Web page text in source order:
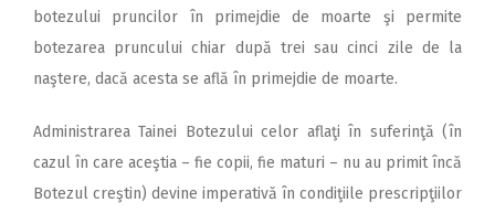
botezului pruncilor în primejdie de moarte şi permite
botezarea pruncului chiar după trei sau cinci zile de la
naştere, dacă acesta se află în primejdie de moarte.
Administrarea Tainei Botezului celor aflaţi în suferinţă (în
cazul în care aceştia – fie copii, fie maturi – nu au primit încă
Botezul creştin) devine imperativă în condiţiile prescripţiilor